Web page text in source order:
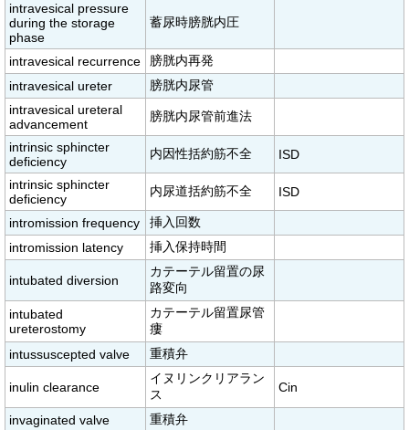
intravesical pressure
during the storage
phase
蓄尿時膀胱内圧
intravesical recurrence
膀胱内再発
intravesical ureter
膀胱内尿管
intravesical ureteral
advancement
膀胱内尿管前進法
intrinsic sphincter
deficiency
内因性括約筋不全 ISD
intrinsic sphincter
deficiency
内尿道括約筋不全 ISD
intromission frequency
挿入回数
intromission latency
挿入保持時間
intubated diversion
カテーテル留置の尿
路変向
intubated
ureterostomy
カテーテル留置尿管
瘻
intussuscepted valve
重積弁
inulin clearance
イヌリンクリアラン
ス
Cin
invaginated valve
重積弁